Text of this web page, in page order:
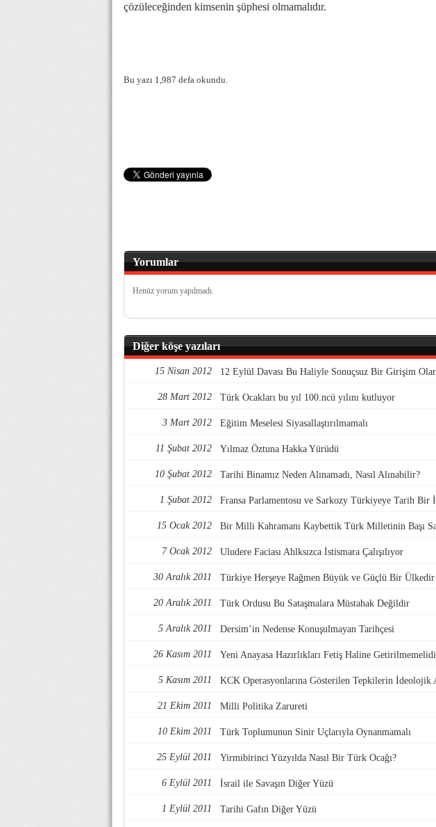
çözüleceğinden kimsenin şüphesi olmamalıdır.
Bu yazı 1,987 defa okundu.
Yorumlar
Henüz yorum yapılmadı.
Diğer köşe yazıları
15 Nisan 2012 12 Eylül Davası Bu Haliyle Sonuçsuz Bir Girişim
28 Mart 2012 Türk Ocakları bu yıl 100.ncü yılını kutluyor
3 Mart 2012 Eğitim Meselesi Siyasallaştırılmamalı
11 Şubat 2012 Yılmaz Öztuna Hakka Yürüdü
10 Şubat 2012 Tarihi Binamız Neden Alınamadı, Nasıl Alınabilir?
1 Şubat 2012 Fransa Parlamentosu ve Sarkozy Türkiyeye Tarih Bir
15 Ocak 2012 Bir Milli Kahramanı Kaybettik Türk Milletinin Başı
7 Ocak 2012 Uludere Faciası Ahlksızca İstismara Çalışılıyor
30 Aralık 2011 Türkiye Herşeye Rağmen Büyük ve Güçlü Bir Ülkedir
20 Aralık 2011 Türk Ordusu Bu Sataşmalara Müstahak Değildir
5 Aralık 2011 Dersim’in Nedense Konuşulmayan Tarihçesi
26 Kasım 2011 Yeni Anayasa Hazırlıkları Fetiş Haline
5 Kasım 2011 KCK Operasyonlarına Gösterilen Tepkilerin İdeolojik
21 Ekim 2011 Milli Politika Zarureti
10 Ekim 2011 Türk Toplumunun Sinir Uçlarıyla Oynanmamalı
25 Eylül 2011 Yirmibirinci Yüzyılda Nasıl Bir Türk Ocağı?
6 Eylül 2011 İsrail ile Savaşın Diğer Yüzü
1 Eylül 2011 Tarihi Gafın Diğer Yüzü